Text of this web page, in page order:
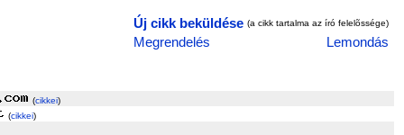
Új cikk beküldése (a cikk tartalma az író felelõssége)
Megrendelés Lemondás
(cikkei)
(cikkei)